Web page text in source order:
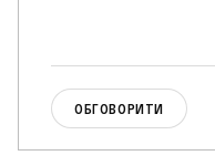
ОБГОВОРИТИ